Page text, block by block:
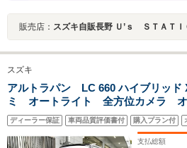
販売店： スズキ自販長野 Ｕ’ｓ ＳＴＡＴＩ
スズキ
アルトラパン LC 660 ハイブリッ
ミ オートライト 全方位カメラ
ッシュスタート シートヒーター ア
プ 横滑り防止機能 衝突安全ボデ
ム 取扱説明書 メンテナンスノート
ディーラー保証 車両品質評価書付 購入プラン付
支払総額